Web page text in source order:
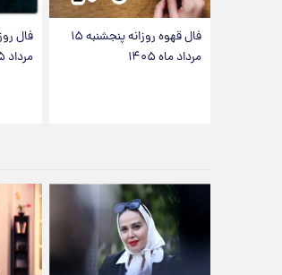
فال قهوه روزانه پنجشنبه ۱۵
مرداد ماه ۱۴۰۵
مرداد ۱۴۰۵